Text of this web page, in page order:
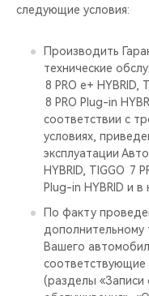
следующие условия:
Производить
технические
8 PRO е+ HYBRID,
8 PRO Plug-in
соответствии с
условиях,
эксплуатации
HYBRID, TIGGO 7
Plug-in HYBRID и
По факту
дополнительному
Вашего
соответствующие
(разделы «Записи